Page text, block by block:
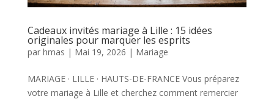
Cadeaux invités mariage à Lille : 15 idées
originales pour marquer les esprits
par hmas | Mai 19, 2026 | Mariage
MARIAGE · LILLE · HAUTS-DE-FRANCE Vous préparez
votre mariage à Lille et cherchez comment remercier